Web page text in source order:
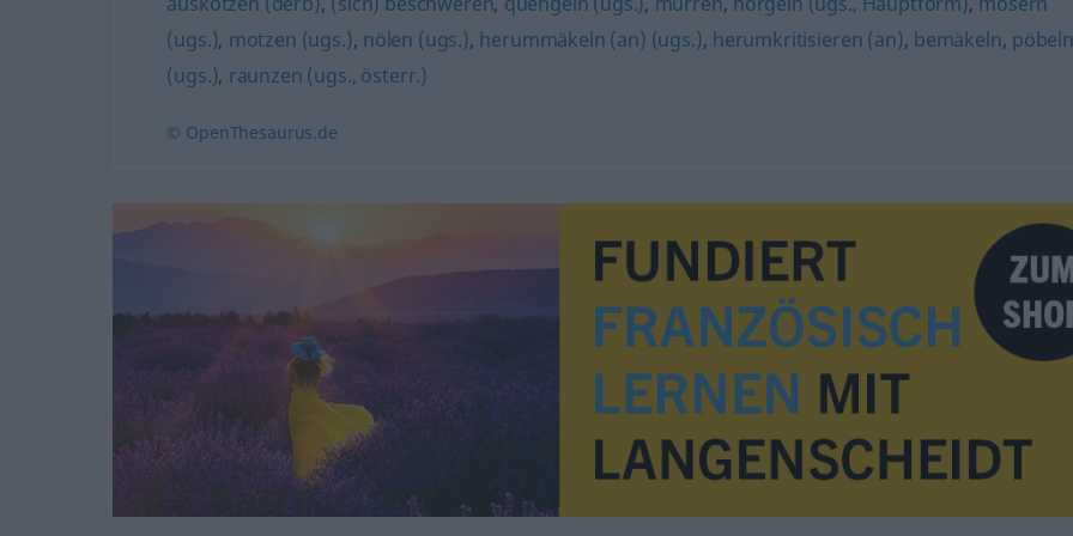
(ugs.), motzen (ugs.), nölen (ugs.), herummäkeln (an) (ugs.), herumkritisieren (an), bemäkeln, pöbeln
(ugs.), raunzen (ugs., österr.)
© OpenThesaurus.de